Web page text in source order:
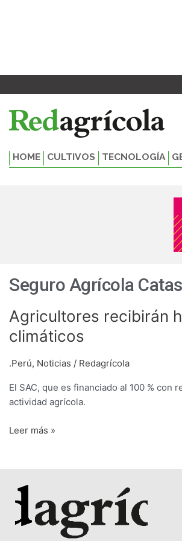
HOME CULTIVOS TECNOLOGÍA
Seguro Agrícola
Agricultores recibirán
climáticos
.Perú, Noticias / Redagrícola
El SAC, que es financiado al 100 %
actividad agrícola.
Agricultores
recibirán
hasta
800
por
hectárea
por
Leer más »